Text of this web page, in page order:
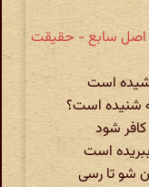
اصل سابع - حقیقت
است
شنیده است؟
شود
است
شو تا رسی